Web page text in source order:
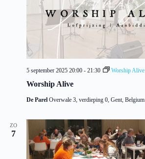
Worship Alive
5 september 2025 20:00 - 21:30 Worship Alive
De Parel Overwale 3, verdieping 0, Gent, Belgium
ZO
7